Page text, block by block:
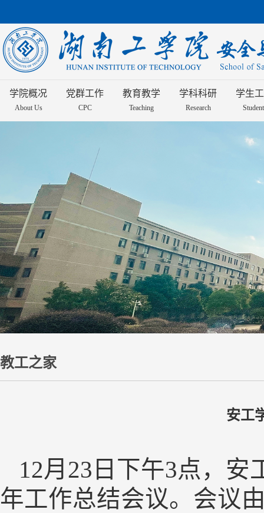
学院概况
About Us
党群工作
CPC
教育教学
Teaching
学科科研
Research
学生
教工之家
安工
12月23日下午3点，安
年工作总结会议。会议